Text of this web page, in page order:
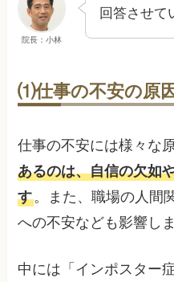
院長：小林
回答させて
⑴仕事の不安の原
仕事の不安には様々な
あるのは、自信の欠如
す。また、職場の人間
への不安なども影響しま
中には「インポスター